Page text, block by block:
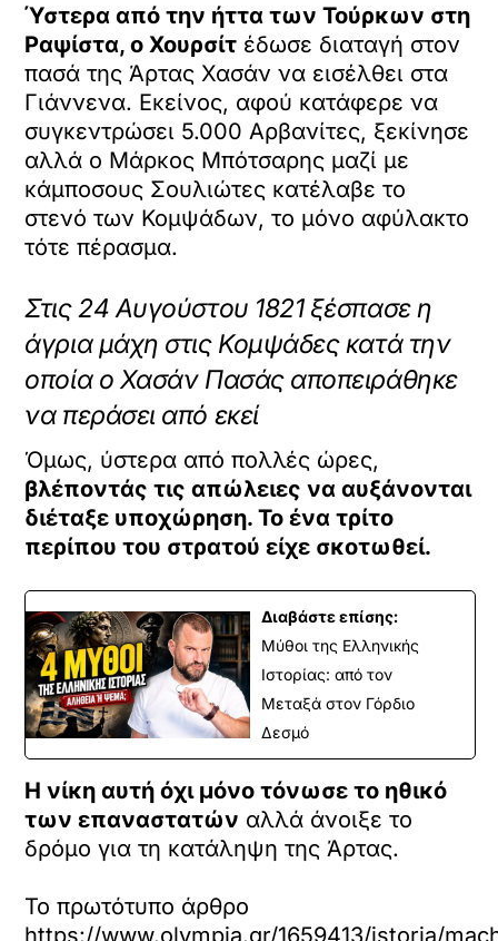
Ύστερα από την ήττα των Τούρκων στη
Ραψίστα, ο Χουρσίτ έδωσε διαταγή στον
πασά της Άρτας Χασάν να εισέλθει στα
Γιάννενα. Εκείνος, αφού κατάφερε να
συγκεντρώσει 5.000 Αρβανίτες, ξεκίνησε
αλλά ο Μάρκος Μπότσαρης μαζί με
κάμποσους Σουλιώτες κατέλαβε το
στενό των Κομψάδων, το μόνο αφύλακτο
τότε πέρασμα.
Στις 24 Αυγούστου 1821 ξέσπασε η
άγρια μάχη στις Κομψάδες κατά την
οποία ο Χασάν Πασάς αποπειράθηκε
να περάσει από εκεί
Όμως, ύστερα από πολλές ώρες,
βλέποντάς τις απώλειες να αυξάνονται
διέταξε υποχώρηση. Το ένα τρίτο
περίπου του στρατού είχε σκοτωθεί.
Διαβάστε επίσης:
Μύθοι της Ελληνικής
Ιστορίας: από τον
Μεταξά στον Γόρδιο
Δεσμό
Η νίκη αυτή όχι μόνο τόνωσε το ηθικό
των επαναστατών αλλά άνοιξε το
δρόμο για τη κατάληψη της Άρτας.
Το πρωτότυπο άρθρο
https://www.olympia.gr/1659413/istoria/